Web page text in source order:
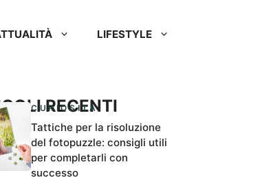
LIFESTYLE
RECENTI
CURIOSITÀ
Tattiche per la risoluzione
del fotopuzzle: consigli utili
per completarli con
successo